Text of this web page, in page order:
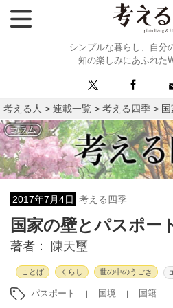
シンプルな暮らし、自分
知の楽しみにあふれた
考える人 > 連載一覧 > 考える四季 >
2017年7月4日 考える四季
国家の壁とパスポー
著者： 陳天璽
ことば くらし 世の中のうごき
パスポート 国境 国籍